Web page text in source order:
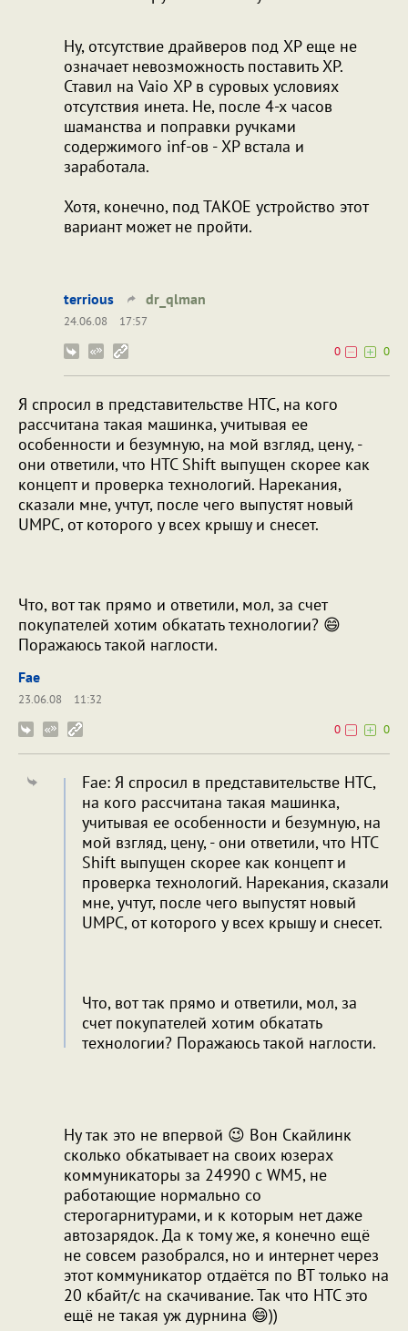
Ну, отсутствие драйверов под ХР еще не
означает невозможность поставить ХР.
Ставил на Vaio ХР в суровых условиях
отсутствия инета. Не, после 4-х часов
шаманства и поправки ручками
содержимого inf-ов - ХР встала и
заработала.
Хотя, конечно, под ТАКОЕ устройство этот
вариант может не пройти.
terrious dr_qlman
24.06.08
17:57
0
0
Я спросил в представительстве HTC, на кого
рассчитана такая машинка, учитывая ее
особенности и безумную, на мой взгляд, цену, -
они ответили, что HTC Shift выпущен скорее как
концепт и проверка технологий. Нарекания,
сказали мне, учтут, после чего выпустят новый
UMPC, от которого у всех крышу и снесет.
Что, вот так прямо и ответили, мол, за счет
покупателей хотим обкатать технологии? 😄
Поражаюсь такой наглости.
Fae
23.06.08
11:32
0
0
Fae: Я спросил в представительстве HTC,
на кого рассчитана такая машинка,
учитывая ее особенности и безумную, на
мой взгляд, цену, - они ответили, что HTC
Shift выпущен скорее как концепт и
проверка технологий. Нарекания, сказали
мне, учтут, после чего выпустят новый
UMPC, от которого у всех крышу и снесет.
Что, вот так прямо и ответили, мол, за
счет покупателей хотим обкатать
технологии? Поражаюсь такой наглости.
Ну так это не впервой 😉 Вон Скайлинк
сколько обкатывает на своих юзерах
коммуникаторы за 24990 с WM5, не
работающие нормально со
стерогарнитурами, и к которым нет даже
автозарядок. Да к тому же, я конечно ещё
не совсем разобрался, но и интернет через
этот коммуникатор отдаётся по BT только на
20 кбайт/с на скачивание. Так что HTC это
ещё не такая уж дурнина 😄))